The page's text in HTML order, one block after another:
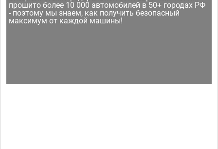
прошито более 10 000 автомобилей в 50+ городах РФ
- поэтому мы знаем, как получить безопасный
максимум от каждой машины!